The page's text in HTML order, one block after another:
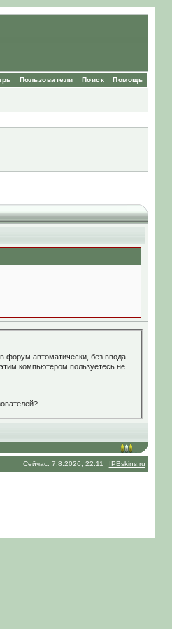
Помощь
Поиск
Пользователи
форум автоматически, без ввода
компьютером пользуетесь не
Сейчас: 7.8.2026, 22:11 IPBskins.ru